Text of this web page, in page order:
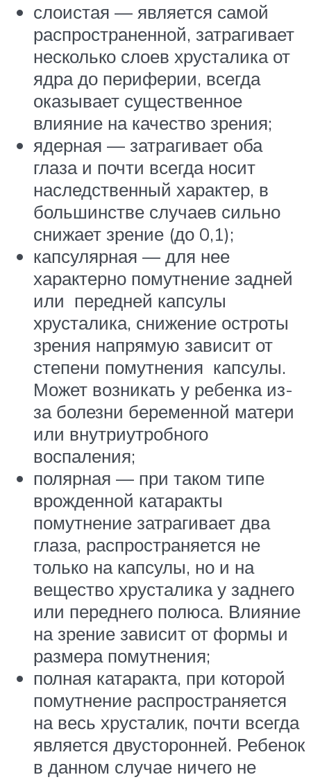
слоистая — является самой
распространенной, затрагивает
несколько слоев хрусталика от
ядра до периферии, всегда
оказывает существенное
влияние на качество зрения;
ядерная — затрагивает оба
глаза и почти всегда носит
наследственный характер, в
большинстве случаев сильно
снижает зрение (до 0,1);
капсулярная — для нее
характерно помутнение задней
или передней капсулы
хрусталика, снижение остроты
зрения напрямую зависит от
степени помутнения капсулы.
Может возникать у ребенка из-
за болезни беременной матери
или внутриутробного
воспаления;
полярная — при таком типе
врожденной катаракты
помутнение затрагивает два
глаза, распространяется не
только на капсулы, но и на
вещество хрусталика у заднего
или переднего полюса. Влияние
на зрение зависит от формы и
размера помутнения;
полная катаракта, при которой
помутнение распространяется
на весь хрусталик, почти всегда
является двусторонней. Ребенок
в данном случае ничего не